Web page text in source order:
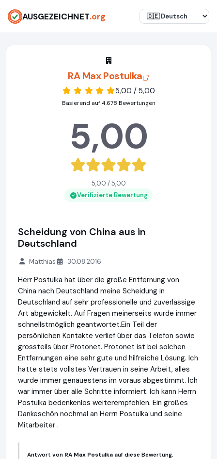
AUSGEZEICHNET.org
RA Max Postulka
5,00 / 5,00
Basierend auf 4.678 Bewertungen
5,00
5,00 / 5,00
Verifizierte Bewertung
Scheidung von China aus in
Deutschland
Matthias 30.08.2016
Herr Postulka hat über die große Entfernung von
China nach Deutschland meine Scheidung in
Deutschland auf sehr professionelle und zuverlässige
Art abgewickelt. Auf Fragen meinerseits wurde immer
schnellstmöglich geantwortet.Ein Teil der
persönlichen Kontakte verlief über das Telefon sowie
grossteils über Protonet. Protonet ist bei solchen
Entfernungen eine sehr gute und hilfreiche Lösung. Ich
hatte stets vollstes Vertrauen in seine Arbeit, alles
wurde immer genauestens im voraus abgestimmt. Ich
war immer über alle Schritte informiert. Ich kann Herrn
Postulka bedenkenlos weiterempfehlen. Ein großes
Dankeschön nochmal an Herrn Postulka und seine
Mitarbeiter .
Antwort von RA Max Postulka auf diese Bewertung.